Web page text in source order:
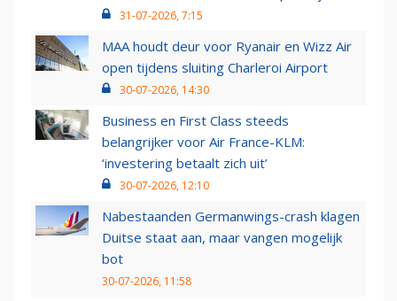
31-07-2026, 7:15
MAA houdt deur voor Ryanair en Wizz Air
open tijdens sluiting Charleroi Airport
30-07-2026, 14:30
Business en First Class steeds
belangrijker voor Air France-KLM:
‘investering betaalt zich uit’
30-07-2026, 12:10
Nabestaanden Germanwings-crash klagen
Duitse staat aan, maar vangen mogelijk
bot
30-07-2026, 11:58